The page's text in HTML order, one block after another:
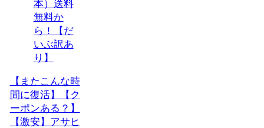
【またこんな時
間に復活】【ク
ーポンある？】
【激安】アサヒ